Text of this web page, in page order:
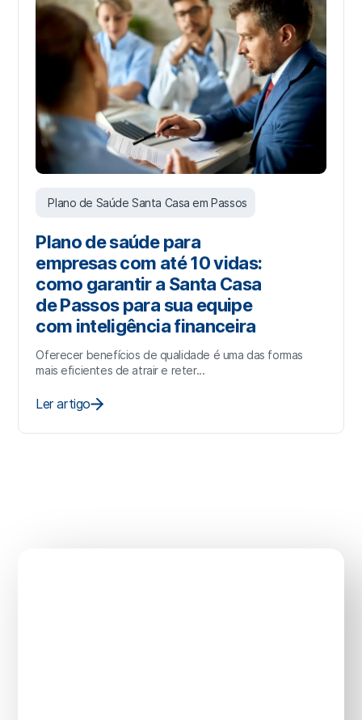
Plano de Saúde Santa Casa em Passos
Plano de saúde para
empresas com até 10 vidas:
como garantir a Santa Casa
de Passos para sua equipe
com inteligência financeira
Oferecer benefícios de qualidade é uma das formas
mais eficientes de atrair e reter...
Ler artigo